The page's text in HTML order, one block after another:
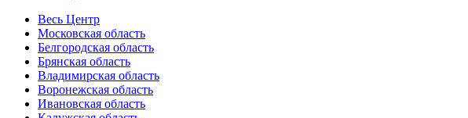
Весь Центр
Московская область
Белгородская область
Брянская область
Владимирская область
Воронежская область
Ивановская область